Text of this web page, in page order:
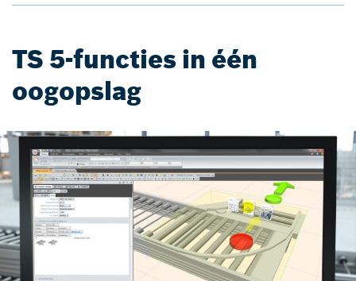
TS 5-functies in één
oogopslag